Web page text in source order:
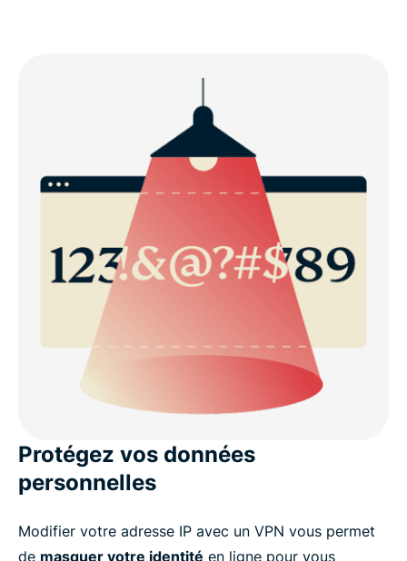
Protégez vos données
personnelles
Modifier votre adresse IP avec un VPN vous permet
de masquer votre identité en ligne pour vous